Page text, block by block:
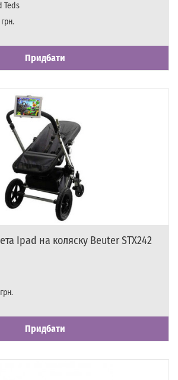
Teds
грн.
Придбати
Ipad на коляску Beuter STX242
грн.
Придбати